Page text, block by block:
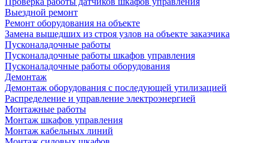
Выездной ремонт
Ремонт оборудования на объекте
Замена вышедших из строя узлов на объекте заказчика
Пусконаладочные работы
Пусконаладочные работы шкафов управления
Пусконаладочные работы оборудования
Демонтаж
Демонтаж оборудования с последующей утилизацией
Распределение и управление электроэнергией
Монтажные работы
Монтаж шкафов управления
Монтаж кабельных линий